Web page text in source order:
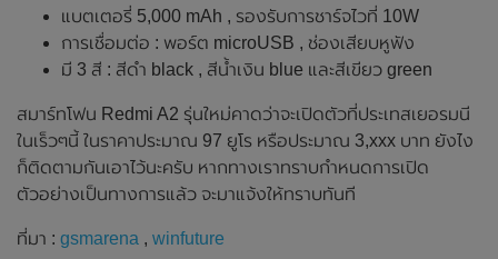
แบตเตอรี่ 5,000 mAh , รองรับการชาร์จไวที่ 10W
การเชื่อมต่อ : พอร์ต microUSB , ช่องเสียบหูฟัง
มี 3 สี : สีดำ black , สีน้ำเงิน blue และสีเขียว green
สมาร์ทโฟน Redmi A2 รุ่นใหม่คาดว่าจะเปิดตัวที่ประเทสเยอรมนี
ในเร็วๆนี้ ในราคาประมาณ 97 ยูโร หรือประมาณ 3,xxx บาท ยังไง
ก็ติดตามกันเอาไว้นะครับ หากทางเราทราบกำหนดการเปิด
ตัวอย่างเป็นทางการแล้ว จะมาแจ้งให้ทราบทันที
ที่มา : gsmarena , winfuture